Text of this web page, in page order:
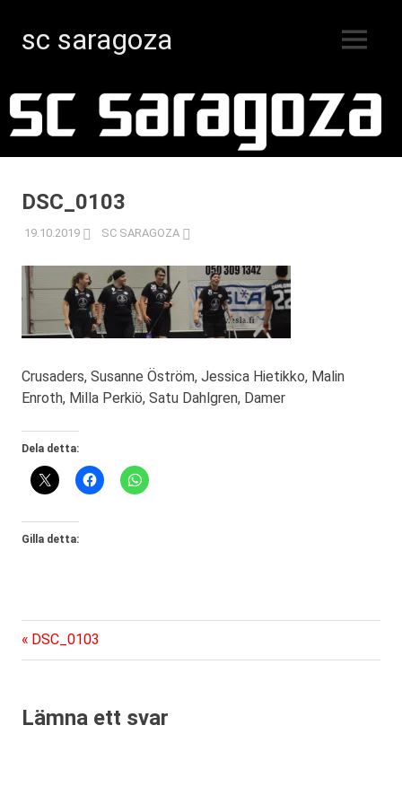
innehåll
sc saragoza
Kristinestad
sedan
MENY
DSC_0103
19.10.2019 SC SARAGOZA
Crusaders, Susanne Öström, Jessica Hietikko, Malin
Enroth, Milla Perkiö, Satu Dahlgren, Damer
Dela detta:
Gilla detta:
Inläggsnavigering
Föregående
inlägg:
DSC_0103
Lämna ett svar